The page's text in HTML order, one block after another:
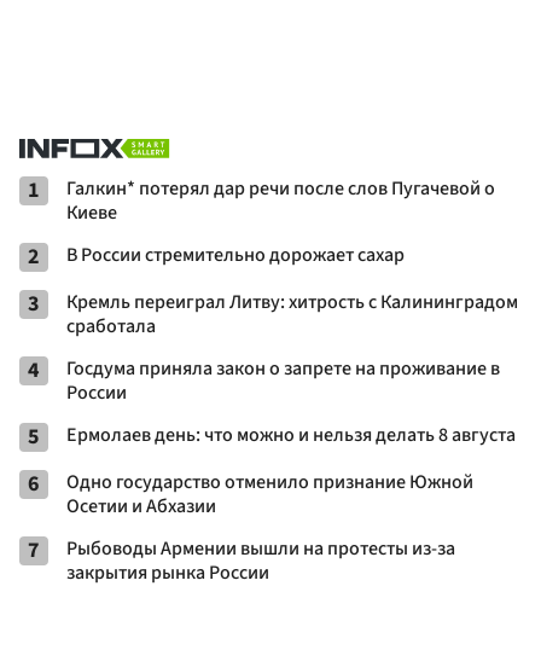
1
Галкин* потерял дар речи после слов Пугачевой о
Киеве
2 В России стремительно дорожает сахар
3
Кремль переиграл Литву: хитрость с Калининградом
сработала
4
Госдума приняла закон о запрете на проживание в
России
5 Ермолаев день: что можно и нельзя делать 8 августа
6
Одно государство отменило признание Южной
Осетии и Абхазии
7
Рыбоводы Армении вышли на протесты из-за
закрытия рынка России